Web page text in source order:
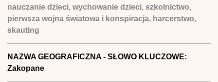
nauczanie dzieci, wychowanie dzieci, szkolnictwo,
pierwsza wojna światowa i konspiracja, harcerstwo,
skauting
NAZWA GEOGRAFICZNA - SŁOWO KLUCZOWE:
Zakopane